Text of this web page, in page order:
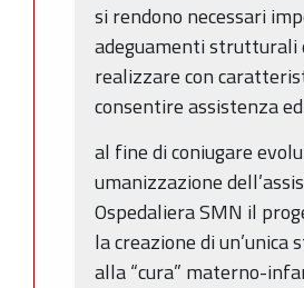
si rendono necessari
adeguamenti strutturali
realizzare con
consentire assistenza
al fine di coniugare
umanizzazione
Ospedaliera SMN il
la creazione di
alla “cura” materno-